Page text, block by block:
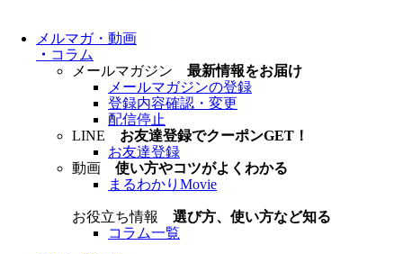
メルマガ・動画
・ コラム
メールマガジン 最新情報をお届け
メールマガジンの登録
登録内容確認・変更
配信停止
LINE お友達登録でクーポンGET！
お友達登録
動画 使い方やコツがよくわかる
まるわかりMovie
お役立ち情報 選び方、使い方など知る
コラム一覧